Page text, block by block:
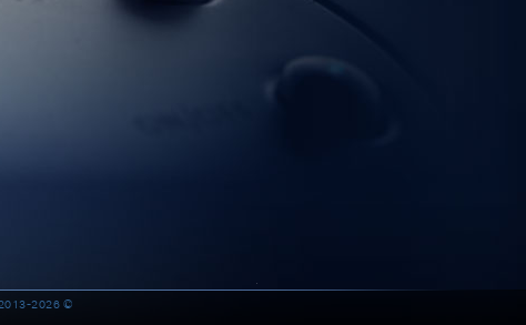
© 2013-2026